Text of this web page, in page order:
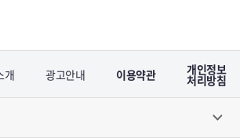
개 광고안내 이용약관 개인정보
처리방침